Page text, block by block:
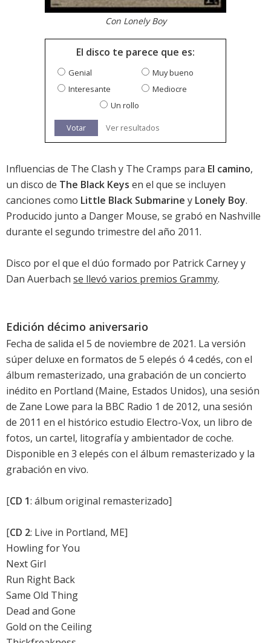
Con Lonely Boy
El disco te parece que es:
Genial
Muy bueno
Interesante
Mediocre
Un rollo
Votar Ver resultados
Influencias de The Clash y The Cramps para El camino,
un disco de The Black Keys en el que se incluyen
canciones como Little Black Submarine y Lonely Boy.
Producido junto a Danger Mouse, se grabó en Nashville
durante el segundo trimestre del año 2011.
Disco por el que el dúo formado por Patrick Carney y
Dan Auerbach se llevó varios premios Grammy.
Edición décimo aniversario
Fecha de salida el 5 de noviembre de 2021. La versión
súper deluxe en formatos de 5 elepés ó 4 cedés, con el
álbum remasterizado, una grabación de un concierto
inédito en Portland (Maine, Estados Unidos), una sesión
de Zane Lowe para la BBC Radio 1 de 2012, una sesión
de 2011 en el histórico estudio Electro-Vox, un libro de
fotos, un cartel, litografía y ambientador de coche.
Disponible en 3 elepés con el álbum remasterizado y la
grabación en vivo.
[CD 1: álbum original remasterizado]
[CD 2: Live in Portland, ME]
Howling for You
Next Girl
Run Right Back
Same Old Thing
Dead and Gone
Gold on the Ceiling